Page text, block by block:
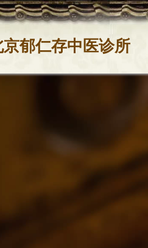
京郁仁存中医诊所